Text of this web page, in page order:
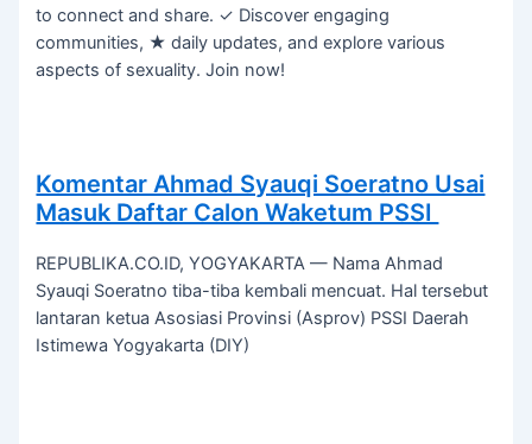
to connect and share. ✓ Discover engaging
communities, ★ daily updates, and explore various
aspects of sexuality. Join now!
Komentar Ahmad Syauqi Soeratno Usai
Masuk Daftar Calon Waketum PSSI
REPUBLIKA.CO.ID, YOGYAKARTA — Nama Ahmad
Syauqi Soeratno tiba-tiba kembali mencuat. Hal tersebut
lantaran ketua Asosiasi Provinsi (Asprov) PSSI Daerah
Istimewa Yogyakarta (DIY)